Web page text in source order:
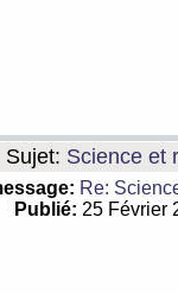
Sujet: Science et
Re:
Publié: 25 Février